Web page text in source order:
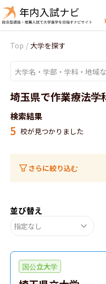
Top / 大学を探す
埼玉県で作業療法学
検索結果
5 校が見つかりました
さらに絞り込む
並び替え
指定なし
国公立大学